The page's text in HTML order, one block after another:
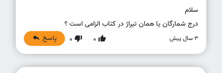
درج شمارگان یا همان تیراژ در کتاب الزامی است ؟
3 سال پیش 0
0 پاسخ